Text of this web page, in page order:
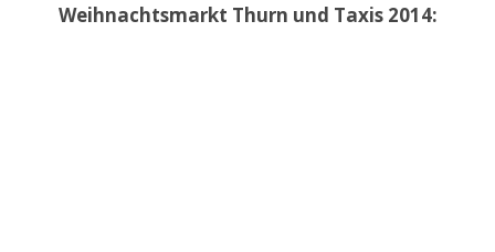
Weihnachtsmarkt Thurn und Taxis 2014: